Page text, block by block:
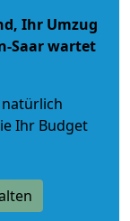
Ihr Umzug
Saar wartet
Ihr Budget